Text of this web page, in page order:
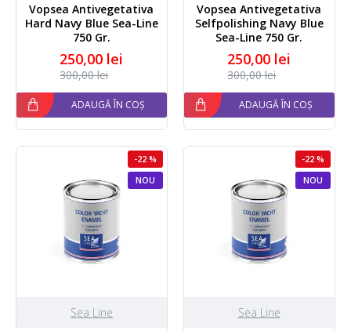
Vopsea Antivegetativa
Hard Navy Blue Sea-Line
750 Gr.
250,00 lei
300,00 lei
ADAUGĂ ÎN COȘ
Vopsea Antivegetativa
Selfpolishing Navy Blue
Sea-Line 750 Gr.
250,00 lei
300,00 lei
ADAUGĂ ÎN COȘ
NOU
-22 %
Sea Line
NOU
-22 %
Sea Line